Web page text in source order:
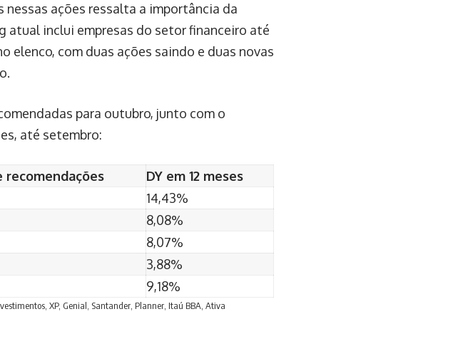
ações ressalta a importância da
atual inclui empresas do setor financeiro até
elenco, com duas ações saindo e duas novas
para outubro, junto com o
até setembro:
recomendações
DY em 12 meses
14,43%
8,08%
8,07%
3,88%
9,18%
XP, Genial, Santander, Planner, Itaú BBA, Ativa